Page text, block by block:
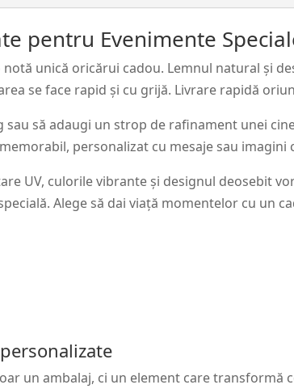
pentru Evenimente
unică oricărui cadou. Lemnul natural și
se face rapid și cu grijă. Livrare rapidă
sau să adaugi un strop de rafinament unei
personalizat cu mesaje sau
UV, culorile vibrante și designul deosebit
Alege să dai viață momentelor cu un
un ambalaj, ci un element care